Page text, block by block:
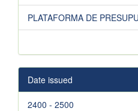
PLATAFORMA DE
Date issued
2400 - 2500